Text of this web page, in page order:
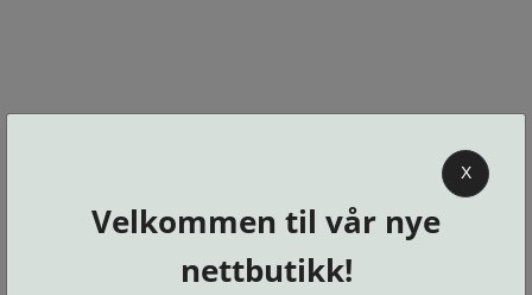
BA OPTIKK
KJØPSVILKÅR
X
Velkommen til vår nye
nettbutikk!